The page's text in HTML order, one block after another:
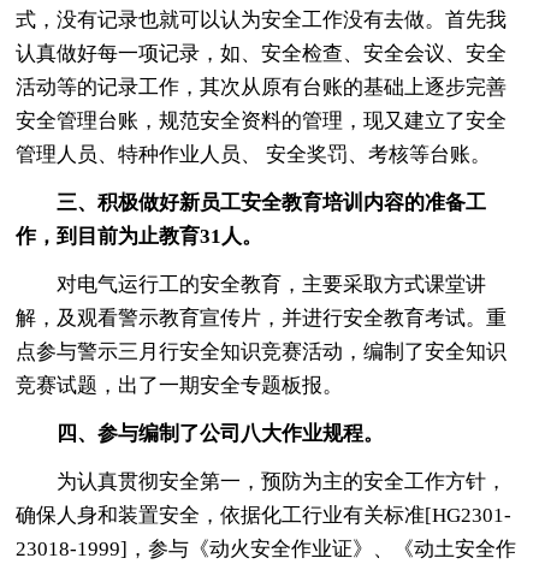
式，没有记录也就可以认为安全工作没有去做。首先我
认真做好每一项记录，如、安全检查、安全会议、安全
活动等的记录工作，其次从原有台账的基础上逐步完善
安全管理台账，规范安全资料的管理，现又建立了安全
管理人员、特种作业人员、 安全奖罚、考核等台账。
三、积极做好新员工安全教育培训内容的准备工
作，到目前为止教育31人。
对电气运行工的安全教育，主要采取方式课堂讲
解，及观看警示教育宣传片，并进行安全教育考试。重
点参与警示三月行安全知识竞赛活动，编制了安全知识
竞赛试题，出了一期安全专题板报。
四、参与编制了公司八大作业规程。
为认真贯彻安全第一，预防为主的安全工作方针，
确保人身和装置安全，依据化工行业有关标准[HG2301-
23018-1999]，参与《动火安全作业证》、《动土安全作